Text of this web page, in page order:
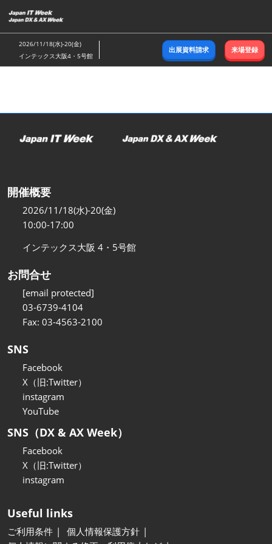
キ
ッ
し
む
2026/11/18(水)-20(金)
インテックス大阪4・5号館
出展資料請求 来場登録
開催概要
2026/11/18(水)-20(金)
10:00-17:00
インテックス大阪 4・5号館
お問合せ
[email protected]
03-6739-4104
Fax: 03-4563-2100
SNS
Facebook
X（旧:Twitter）
instagram
YouTube
SNS（DX & AX Week）
Facebook
X（旧:Twitter）
instagram
Useful links
ご利用条件
個人情報保護方針